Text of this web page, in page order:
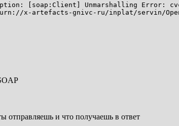
[soap:Client] Unmarshalling Error:
x-artefacts-gnivc-ru/inplat/servin/
отправляешь и что получаешь в ответ